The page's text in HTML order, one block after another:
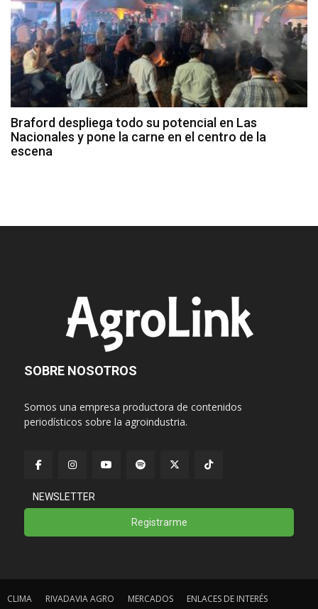
Braford despliega todo su potencial en Las
Nacionales y pone la carne en el centro de la
escena
SOBRE NOSOTROS
Somos una empresa productora de contenidos
periodísticos sobre la agroindustria.
NEWSLETTER
Registrarme
CLIMA RIVADAVIA AGRO MERCADOS
ENLACES DE INTERÉS